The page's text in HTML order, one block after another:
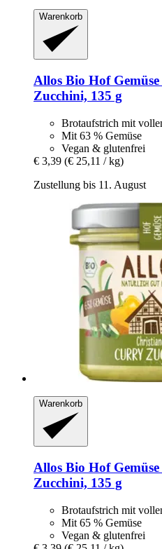
Warenkorb
Allos Bio Hof
Zucchini, 135 g
Brotaufstrich mit
Mit 63 % Gemüse
Vegan & glutenfrei
€ 3,39 (€ 25,11 / kg)
Zustellung bis 11. August
Warenkorb
Allos Bio Hof
Zucchini, 135 g
Brotaufstrich mit
Mit 65 % Gemüse
Vegan & glutenfrei